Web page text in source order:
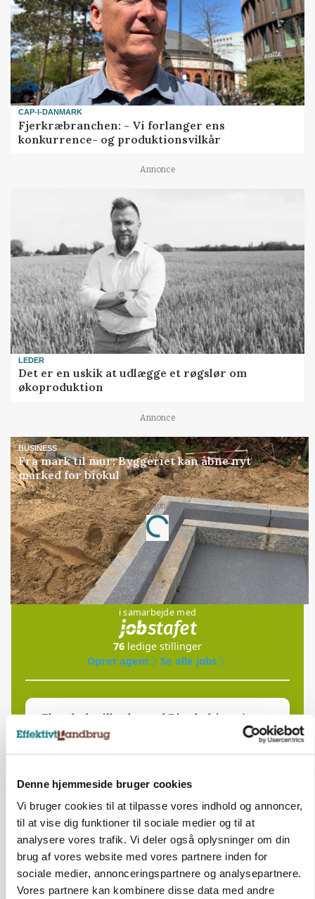
Denne hjemmeside bruger cookies
Vi bruger cookies til at tilpasse vores indhold og annoncer,
til at vise dig funktioner til sociale medier og til at
analysere vores trafik. Vi deler også oplysninger om din
brug af vores website med vores partnere inden for
sociale medier, annonceringspartnere og analysepartnere.
Vores partnere kan kombinere disse data med andre
CAP-I-DANMARK
Fjerkræbranchen: - Vi forlanger ens
konkurrence- og produktionsvilkår
Annonce
LEDER
Det er en uskik at udlægge et røgslør om
økoproduktion
Annonce
BUSINESS
Fra mark til mur: Byggeriet kan åbne nyt
marked for biokul
Annonce
Loading...
Jobs
i samarbejde med
76 ledige stillinger
Opret agent
Se alle jobs
Elevplads tilbydes ved Ringkøbing /
Trainee placement Ringkøbing
Grise
6950, Ringkøbing
Rørlægger / håndmand søges til
dræn/entreprenørarbejde.
Anlæg Kloak